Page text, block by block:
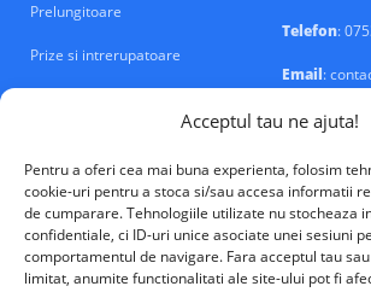
Acceptul tau ne ajuta!
Pentru a oferi cea mai buna experienta, folosim
cookie-uri pentru a stoca si/sau accesa informatii
de cumparare. Tehnologiile utilizate nu stocheaza
confidentiale, ci ID-uri unice asociate unei sesiuni
comportamentul de navigare. Fara acceptul tau
limitat, anumite functionalitati ale site-ului pot fi
Prelungitoare
Prize si intrerupatoare
Telefon:
Email:
electrice.ro
VALM Electrical Solutions